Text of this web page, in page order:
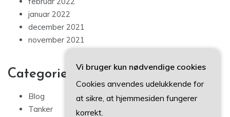
januar 2022
december 2021
november 2021
Categories
Blog
Tanker
Vi bruger kun nødvendige cookies
Cookies anvendes udelukkende for
at sikre, at hjemmesiden fungerer
korrekt.